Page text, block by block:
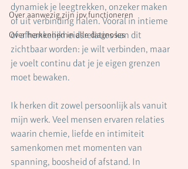
Over aanwezig zijn ipv functioneren
Over herkennen in alle diagnoses
dynamiek je leegtrekken, onzeker maken
of uit verbinding halen. Vooral in intieme
of afhankelijkheidsrelaties kan dit
zichtbaar worden: je wilt verbinden, maar
je voelt continu dat je je eigen grenzen
moet bewaken.
Ik herken dit zowel persoonlijk als vanuit
mijn werk. Veel mensen ervaren relaties
waarin chemie, liefde en intimiteit
samenkomen met momenten van
spanning, boosheid of afstand. In